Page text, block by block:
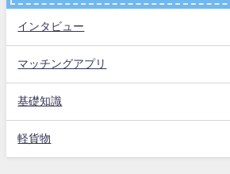
インタビュー
マッチングアプリ
基礎知識
軽貨物